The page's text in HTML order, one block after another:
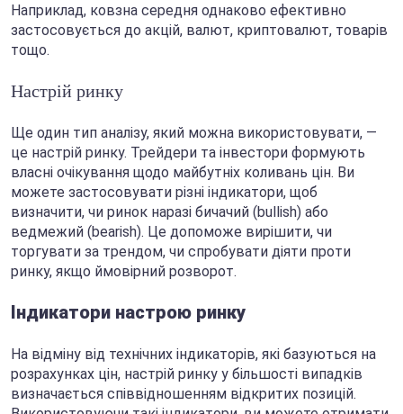
Наприклад, ковзна середня однаково ефективно
застосовується до акцій, валют, криптовалют, товарів
тощо.
Настрій ринку
Ще один тип аналізу, який можна використовувати, —
це настрій ринку. Трейдери та інвестори формують
власні очікування щодо майбутніх коливань цін. Ви
можете застосовувати різні індикатори, щоб
визначити, чи ринок наразі бичачий (bullish) або
ведмежий (bearish). Це допоможе вирішити, чи
торгувати за трендом, чи спробувати діяти проти
ринку, якщо ймовірний розворот.
Індикатори настрою ринку
На відміну від технічних індикаторів, які базуються на
розрахунках цін, настрій ринку у більшості випадків
визначається співвідношенням відкритих позицій.